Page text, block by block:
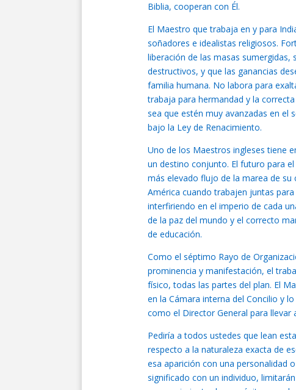
Biblia, cooperan con Él.
El Maestro que trabaja en y para
soñadores e idealistas religiosos.
liberación de las masas
destructivos, y que las ganancias
familia humana. No labora para
trabaja para hermandad y la
sea que estén muy avanzadas en el
bajo la Ley de Renacimiento.
Uno de los Maestros ingleses tiene
un destino conjunto. El futuro para
más elevado flujo de la marea de su
América cuando trabajen juntas
interfiriendo en el imperio de cada
de la paz del mundo y el correcto
de educación.
Como el séptimo Rayo de
prominencia y manifestación, el
físico, todas las partes del plan. El
en la Cámara interna del Concilio y
como el Director General para llevar
Pediría a todos ustedes que lean
respecto a la naturaleza exacta de
esa aparición con una personalidad
significado con un individuo,